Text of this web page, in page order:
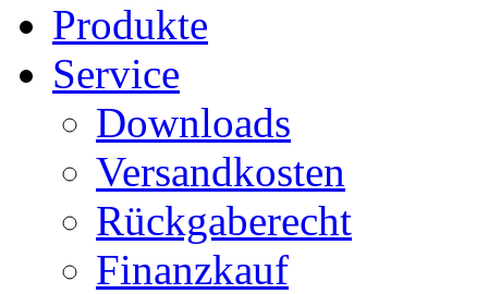
Produkte
Service
Downloads
Versandkosten
Rückgaberecht
Finanzkauf